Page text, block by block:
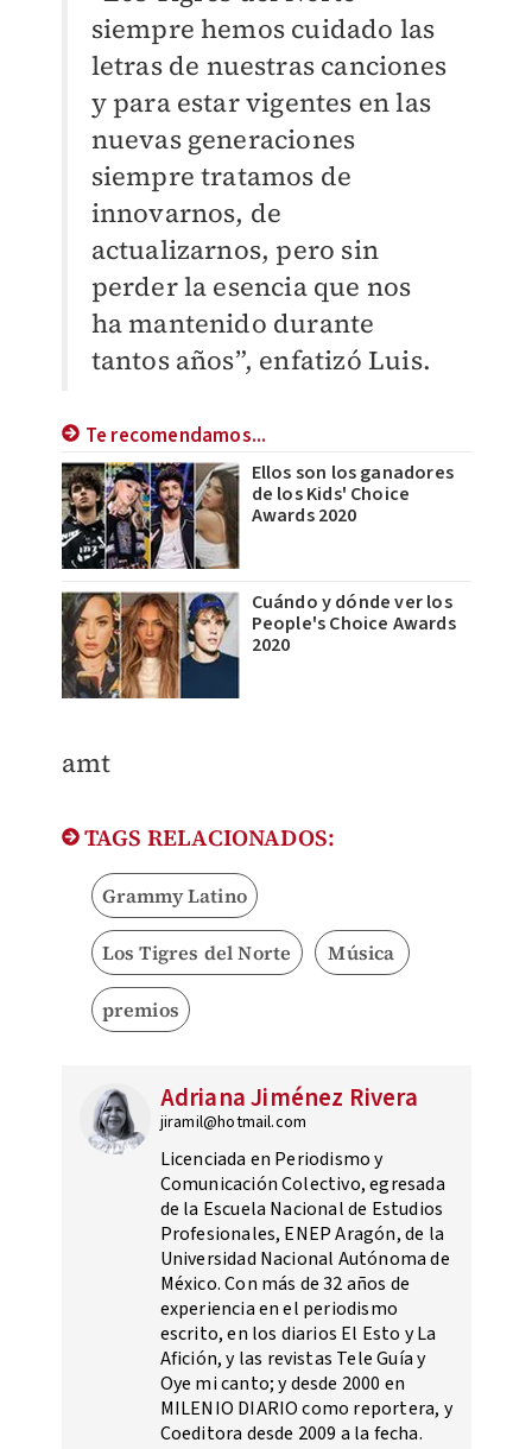
siempre hemos cuidado las
letras de nuestras canciones
y para estar vigentes en las
nuevas generaciones
siempre tratamos de
innovarnos, de
actualizarnos, pero sin
perder la esencia que nos
ha mantenido durante
tantos años”, enfatizó Luis.
Te recomendamos...
Ellos son los ganadores
de los Kids' Choice
Awards 2020
Cuándo y dónde ver los
People's Choice Awards
2020
​amt
TAGS RELACIONADOS:
Grammy Latino
Los Tigres del Norte Música
premios
Adriana Jiménez Rivera
jiramil@hotmail.com
Licenciada en Periodismo y
Comunicación Colectivo, egresada
de la Escuela Nacional de Estudios
Profesionales, ENEP Aragón, de la
Universidad Nacional Autónoma de
México. Con más de 32 años de
experiencia en el periodismo
escrito, en los diarios El Esto y La
Afición, y las revistas Tele Guía y
Oye mi canto; y desde 2000 en
MILENIO DIARIO como reportera, y
Coeditora desde 2009 a la fecha.